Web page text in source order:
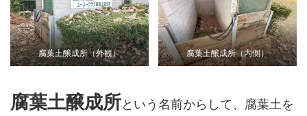
腐葉土醸成所（外観） 腐葉土醸成所（内側）
腐葉土醸成所という名前からして、腐葉土を